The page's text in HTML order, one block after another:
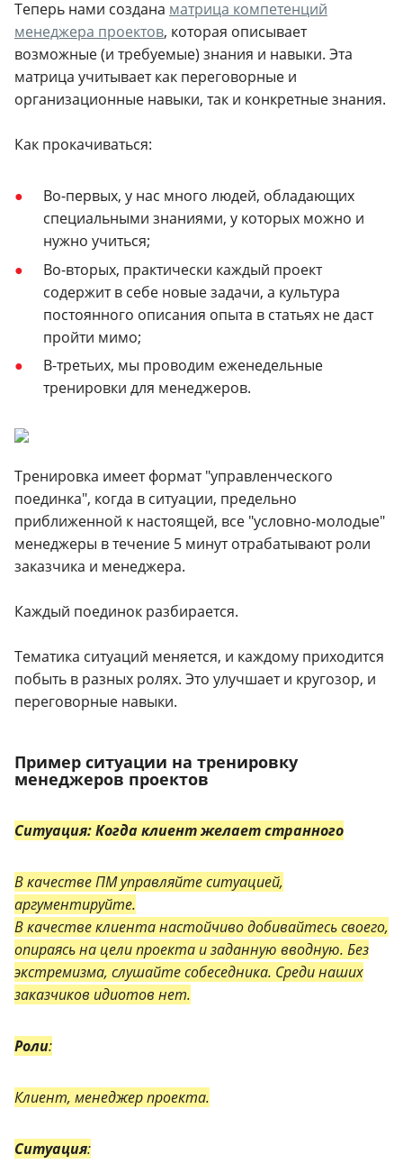
Теперь нами создана матрица компетенций
менеджера проектов, которая описывает
возможные (и требуемые) знания и навыки. Эта
матрица учитывает как переговорные и
организационные навыки, так и конкретные знания.
Как прокачиваться:
Во-первых, у нас много людей, обладающих
специальными знаниями, у которых можно и
нужно учиться;
Во-вторых, практически каждый проект
содержит в себе новые задачи, а культура
постоянного описания опыта в статьях не даст
пройти мимо;
В-третьих, мы проводим еженедельные
тренировки для менеджеров.
Тренировка имеет формат "управленческого
поединка", когда в ситуации, предельно
приближенной к настоящей, все "условно-молодые"
менеджеры в течение 5 минут отрабатывают роли
заказчика и менеджера.
Каждый поединок разбирается.
Тематика ситуаций меняется, и каждому приходится
побыть в разных ролях. Это улучшает и кругозор, и
переговорные навыки.
Пример ситуации на тренировку
менеджеров проектов
Ситуация: Когда клиент желает странного
В качестве ПМ управляйте ситуацией,
аргументируйте.
В качестве клиента настойчиво добивайтесь своего,
опираясь на цели проекта и заданную вводную. Без
экстремизма, слушайте собеседника. Среди наших
заказчиков идиотов нет.
Роли:
Клиент, менеджер проекта.
Ситуация: